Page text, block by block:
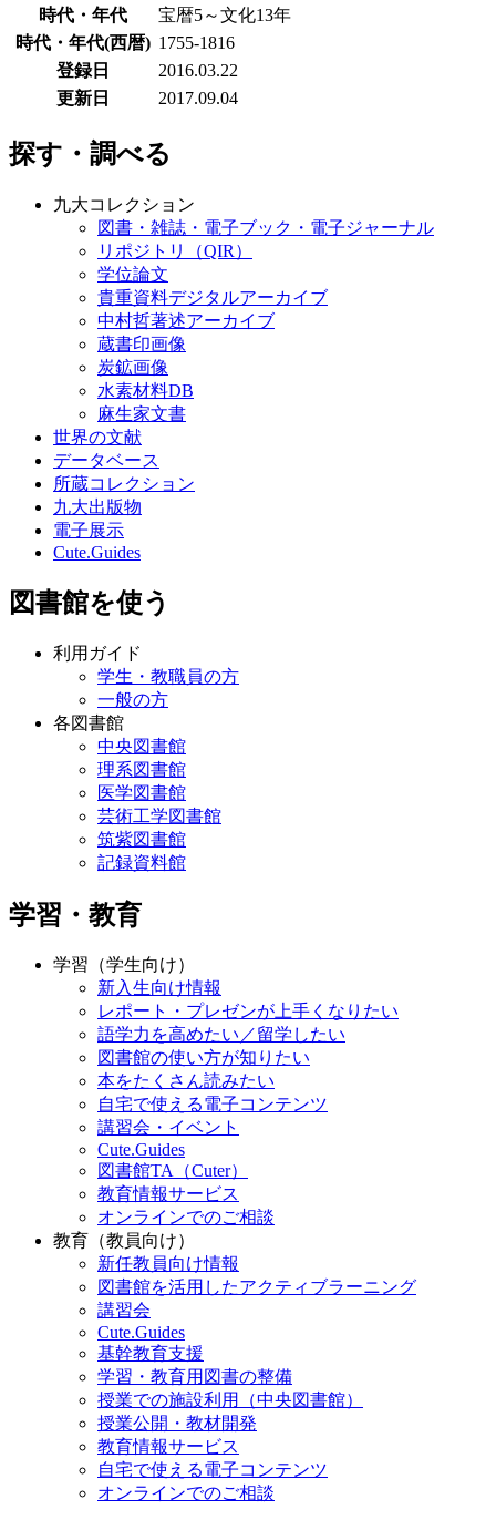
時代・年代
宝暦5～文化13年
時代・年代(西暦) 1755-1816
登録日
2016.03.22
更新日
2017.09.04
探す・調べる
九大コレクション
図書・雑誌・電子ブック・電子ジャーナル
リポジトリ（QIR）
学位論文
貴重資料デジタルアーカイブ
中村哲著述アーカイブ
蔵書印画像
炭鉱画像
水素材料DB
麻生家文書
世界の文献
データベース
所蔵コレクション
九大出版物
電子展示
Cute.Guides
図書館を使う
利用ガイド
学生・教職員の方
一般の方
各図書館
中央図書館
理系図書館
医学図書館
芸術工学図書館
筑紫図書館
記録資料館
学習・教育
学習（学生向け）
新入生向け情報
レポート・プレゼンが上手くなりたい
語学力を高めたい／留学したい
図書館の使い方が知りたい
本をたくさん読みたい
自宅で使える電子コンテンツ
講習会・イベント
Cute.Guides
図書館TA（Cuter）
教育情報サービス
オンラインでのご相談
教育（教員向け）
新任教員向け情報
図書館を活用したアクティブラーニング
講習会
Cute.Guides
基幹教育支援
学習・教育用図書の整備
授業での施設利用（中央図書館）
授業公開・教材開発
教育情報サービス
自宅で使える電子コンテンツ
オンラインでのご相談